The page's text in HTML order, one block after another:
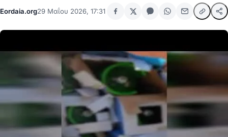
Eordaia.org29 Μαΐου 2026, 17:31